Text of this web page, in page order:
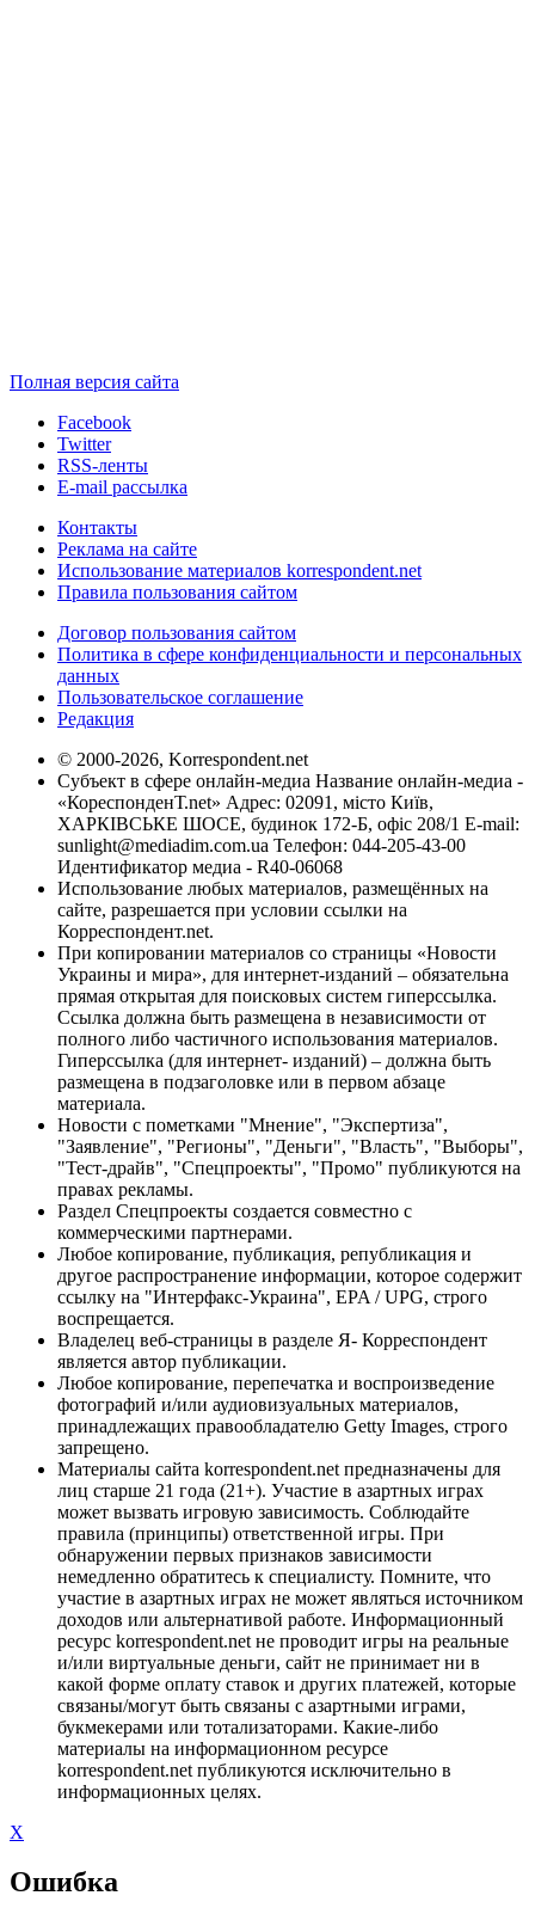
Полная версия сайта
Facebook
Twitter
RSS-ленты
E-mail рассылка
Контакты
Реклама на сайте
Использование материалов korrespondent.net
Правила пользования сайтом
Договор пользования сайтом
Политика в сфере конфиденциальности и персональных
данных
Пользовательское соглашение
Редакция
© 2000-2026, Korrespondent.net
Субъект в сфере онлайн-медиа Название онлайн-медиа -
«КореспонденТ.net» Адрес: 02091, місто Київ,
ХАРКІВСЬКЕ ШОСЕ, будинок 172-Б, офіс 208/1 E-mail:
sunlight@mediadim.com.ua Телефон: 044-205-43-00
Идентификатор медиа - R40-06068
Использование любых материалов, размещённых на
сайте, разрешается при условии ссылки на
Корреспондент.net.
При копировании материалов со страницы «Новости
Украины и мира», для интернет-изданий – обязательна
прямая открытая для поисковых систем гиперссылка.
Ссылка должна быть размещена в независимости от
полного либо частичного использования материалов.
Гиперссылка (для интернет- изданий) – должна быть
размещена в подзаголовке или в первом абзаце
материала.
Новости с пометками "Мнение", "Экспертиза",
"Заявление", "Регионы", "Деньги", "Власть", "Выборы",
"Тест-драйв", "Спецпроекты", "Промо" публикуются на
правах рекламы.
Раздел Спецпроекты создается совместно с
коммерческими партнерами.
Любое копирование, публикация, републикация и
другое распространение информации, которое содержит
ссылку на "Интерфакс-Украина", EPA / UPG, строго
воспрещается.
Владелец веб-страницы в разделе Я- Корреспондент
является автор публикации.
Любое копирование, перепечатка и воспроизведение
фотографий и/или аудиовизуальных материалов,
принадлежащих правообладателю Getty Images, строго
запрещено.
Материалы сайта korrespondent.net предназначены для
лиц старше 21 года (21+). Участие в азартных играх
может вызвать игровую зависимость. Соблюдайте
правила (принципы) ответственной игры. При
обнаружении первых признаков зависимости
немедленно обратитесь к специалисту. Помните, что
участие в азартных играх не может являться источником
доходов или альтернативой работе. Информационный
ресурс korrespondent.net не проводит игры на реальные
и/или виртуальные деньги, сайт не принимает ни в
какой форме оплату ставок и других платежей, которые
связаны/могут быть связаны с азартными играми,
букмекерами или тотализаторами. Какие-либо
материалы на информационном ресурсе
korrespondent.net публикуются исключительно в
информационных целях.
X
Ошибка